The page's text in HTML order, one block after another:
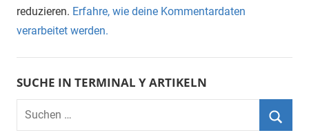
reduzieren. Erfahre, wie deine Kommentardaten
verarbeitet werden.
SUCHE IN TERMINAL Y ARTIKELN
Suchen
nach: